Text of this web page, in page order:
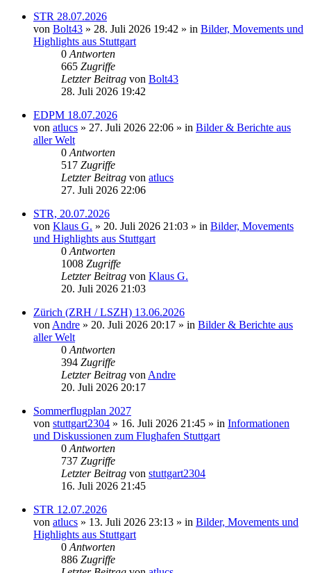
STR 28.07.2026
von Bolt43 » 28. Juli 2026 19:42 » in Bilder, Movements und
Highlights aus Stuttgart
0 Antworten
665 Zugriffe
Letzter Beitrag von Bolt43
28. Juli 2026 19:42
EDPM 18.07.2026
von atlucs » 27. Juli 2026 22:06 » in Bilder & Berichte aus
aller Welt
0 Antworten
517 Zugriffe
Letzter Beitrag von atlucs
27. Juli 2026 22:06
STR, 20.07.2026
von Klaus G. » 20. Juli 2026 21:03 » in Bilder, Movements
und Highlights aus Stuttgart
0 Antworten
1008 Zugriffe
Letzter Beitrag von Klaus G.
20. Juli 2026 21:03
Zürich (ZRH / LSZH) 13.06.2026
von Andre » 20. Juli 2026 20:17 » in Bilder & Berichte aus
aller Welt
0 Antworten
394 Zugriffe
Letzter Beitrag von Andre
20. Juli 2026 20:17
Sommerflugplan 2027
von stuttgart2304 » 16. Juli 2026 21:45 » in Informationen
und Diskussionen zum Flughafen Stuttgart
0 Antworten
737 Zugriffe
Letzter Beitrag von stuttgart2304
16. Juli 2026 21:45
STR 12.07.2026
von atlucs » 13. Juli 2026 23:13 » in Bilder, Movements und
Highlights aus Stuttgart
0 Antworten
886 Zugriffe